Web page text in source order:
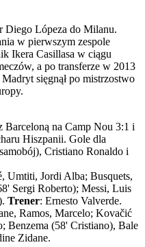
Diego Lópeza do Milanu.
w pierwszym zespole
Ikera Casillasa w ciągu
a po transferze w 2013
sięgnął po mistrzostwo
Barceloną na Camp Nou 3:1 i
Hiszpanii. Gole dla
Cristiano Ronaldo i
Umtiti, Jordi Alba; Busquets,
Sergi Roberto); Messi, Luis
Trener: Ernesto Valverde.
Ramos, Marcelo; Kovačić
Benzema (58' Cristiano), Bale
Zidane.